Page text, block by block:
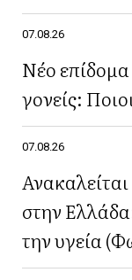
07.08.26
Νέο
γονείς:
07.08.26
στην
την υγεία